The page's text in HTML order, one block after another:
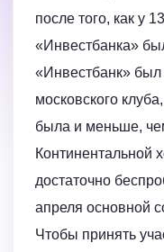
после того, как у
«Инвестбанка»
«Инвестбанк» был
московского
была и меньше,
Континентальной
достаточно
апреля основной
Чтобы принять